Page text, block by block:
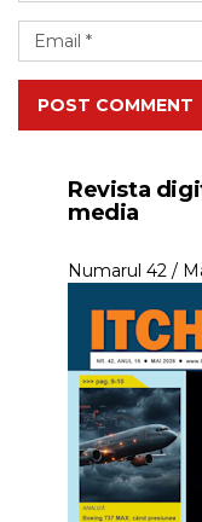
POST COMMENT
Revista
media
Numarul 42 /